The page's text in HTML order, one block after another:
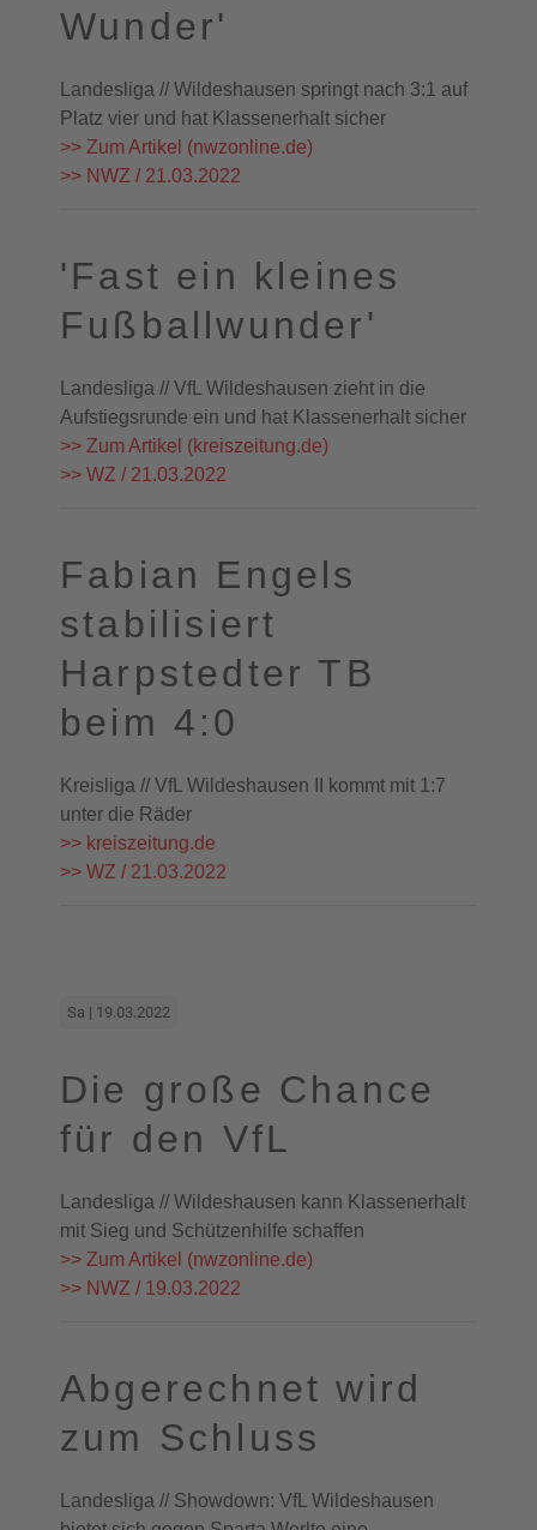
Wunder'
Landesliga // Wildeshausen springt nach 3:1 auf
Platz vier und hat Klassenerhalt sicher
>> Zum Artikel (nwzonline.de)
>> NWZ / 21.03.2022
'Fast ein kleines
Fußballwunder'
Landesliga // VfL Wildeshausen zieht in die
Aufstiegsrunde ein und hat Klassenerhalt sicher
>> Zum Artikel (kreiszeitung.de)
>> WZ / 21.03.2022
Fabian Engels
stabilisiert
Harpstedter TB
beim 4:0
Kreisliga // VfL Wildeshausen II kommt mit 1:7
unter die Räder
>> kreiszeitung.de
>> WZ / 21.03.2022
Sa | 19.03.2022
Die große Chance
für den VfL
Landesliga // Wildeshausen kann Klassenerhalt
mit Sieg und Schützenhilfe schaffen
>> Zum Artikel (nwzonline.de)
>> NWZ / 19.03.2022
Abgerechnet wird
zum Schluss
Landesliga // Showdown: VfL Wildeshausen